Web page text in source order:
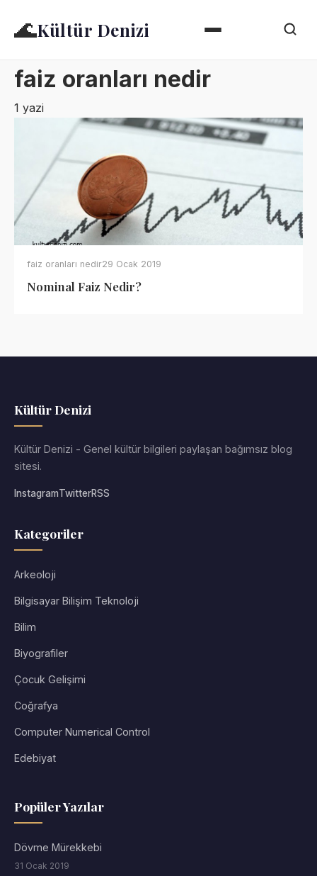
🌊Kültür Denizi
faiz oranları nedir
1 yazi
faiz oranları nedir29 Ocak 2019
Nominal Faiz Nedir?
Kültür Denizi
Kültür Denizi - Genel kültür bilgileri paylaşan bağımsız blog
sitesi.
InstagramTwitterRSS
Kategoriler
Arkeoloji
Bilgisayar Bilişim Teknoloji
Bilim
Biyografiler
Çocuk Gelişimi
Coğrafya
Computer Numerical Control
Edebiyat
Popüler Yazılar
Dövme Mürekkebi
31 Ocak 2019